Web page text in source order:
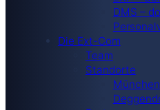
DMS –
Die Ext-Com
Team
Standorte
München